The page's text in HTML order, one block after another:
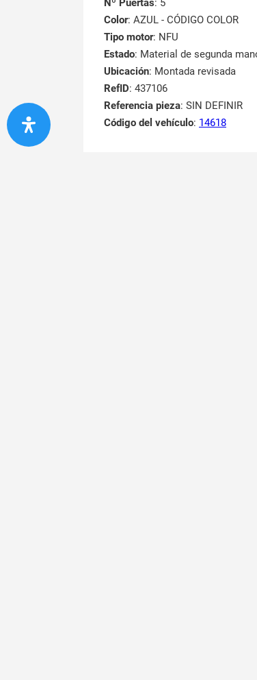
Color: AZUL - CÓDIGO COLOR
Tipo motor: NFU
Estado: Material de segunda
Ubicación: Montada revisada
RefID: 437106
Referencia pieza: SIN DEFINIR
Código del vehículo: 14618